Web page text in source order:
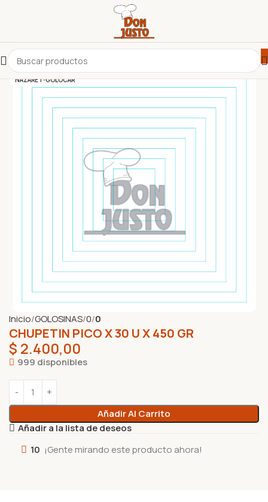
NAZARET-GOLOCAR
Inicio GOLOSINAS 0 0
CHUPETIN PICO X 30 U X 450 GR
$ 2.400,00
999 disponibles
Añadir Al Carrito
Añadir a la lista de deseos
10 ¡Gente mirando este producto ahora!